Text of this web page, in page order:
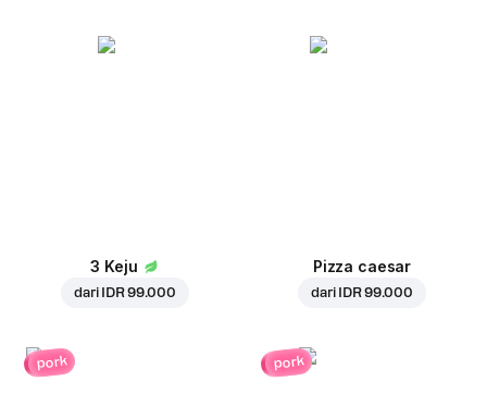
3 Keju
dari IDR 99.000
Pizza caesar
dari IDR 99.000
pork pork